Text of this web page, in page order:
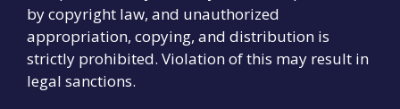
by copyright law, and unauthorized
appropriation, copying, and distribution is
strictly prohibited. Violation of this may result in
legal sanctions.